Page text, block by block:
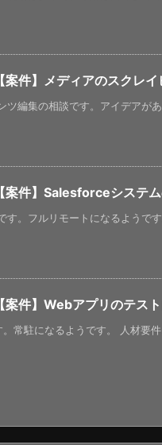
案件】メディアのスクレ
ツ編集の相談です。アイデアが
案件】Salesforceシステ
す。フルリモートになるようで
案件】Webアプリのテス
常駐になるようです。 人材要